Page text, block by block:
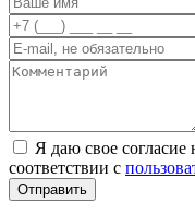
Я даю свое
соответствии с
Отправить